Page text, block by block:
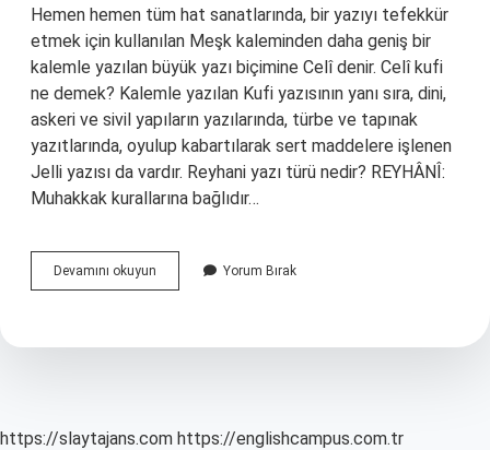
Hemen hemen tüm hat sanatlarında, bir yazıyı tefekkür
etmek için kullanılan Meşk kaleminden daha geniş bir
kalemle yazılan büyük yazı biçimine Celî denir. Celî kufi
ne demek? Kalemle yazılan Kufi yazısının yanı sıra, dini,
askeri ve sivil yapıların yazılarında, türbe ve tapınak
yazıtlarında, oyulup kabartılarak sert maddelere işlenen
Jelli yazısı da vardır. Reyhani yazı türü nedir? REYHÂNÎ:
Muhakkak kurallarına bağlıdır…
Devamını okuyun
Divanî
Yorum Bırak
https://slaytajans.com https://englishcampus.com.tr